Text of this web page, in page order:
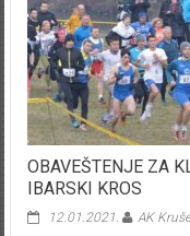
OBAVEŠTENJE ZA
IBARSKI KROS
12.01.2021. AK